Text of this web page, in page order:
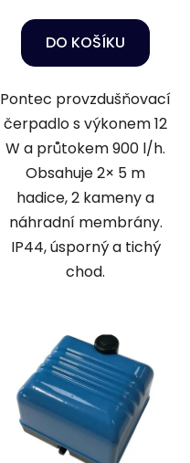
DO KOŠÍKU
Pontec provzdušňovací
čerpadlo s výkonem 12
W a průtokem 900 l/h.
Obsahuje 2× 5 m
hadice, 2 kameny a
náhradní membrány.
IP44, úsporný a tichý
chod.